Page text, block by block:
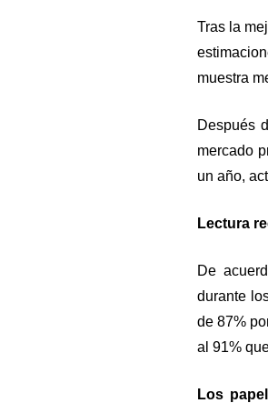
Tras la
muestra
Después
mercado
un año,
Lectura
De
durante
de 87%
al 91%
Los